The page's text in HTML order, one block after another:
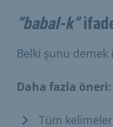
“babal-k”
Belki şunu demek
Daha fazla öneri:
Tüm